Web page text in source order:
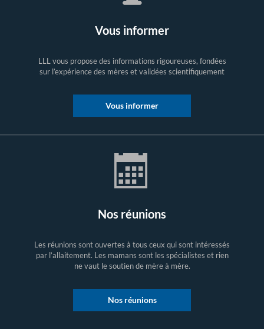
Vous informer
LLL vous propose des informations rigoureuses, fondées
sur l’expérience des mères et validées scientifiquement
Vous informer
Nos réunions
Les réunions sont ouvertes à tous ceux qui sont intéressés
par l’allaitement. Les mamans sont les spécialistes et rien
ne vaut le soutien de mère à mère.
Nos réunions